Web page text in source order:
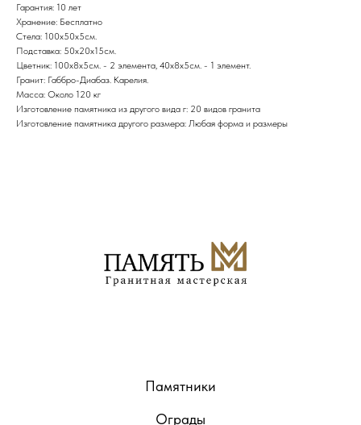
Гарантия: 10 лет
Хранение: Бесплатно
Стела: 100х50х5см.
Подставка: 50х20х15см.
Цветник: 100х8x5см. - 2 элемента, 40x8x5см. - 1 элемент.
Гранит: Габбро-Диабаз. Карелия.
Масса: Около 120 кг
Изготовление памятника из другого вида г: 20 видов гранита
Изготовление памятника другого размера: Любая форма и размеры
Памятники
Ограды